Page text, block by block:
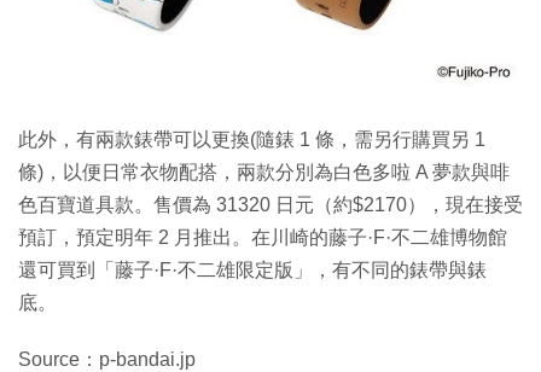
此外，有兩款錶帶可以更換(隨錶 1 條，需另行購買另 1
條)，以便日常衣物配搭，兩款分別為白色多啦 A 夢款與啡
色百寶道具款。售價為 31320 日元（約$2170），現在接受
預訂，預定明年 2 月推出。在川崎的藤子·F·不二雄博物館
還可買到「藤子·F·不二雄限定版」，有不同的錶帶與錶
底。
Source：p-bandai.jp